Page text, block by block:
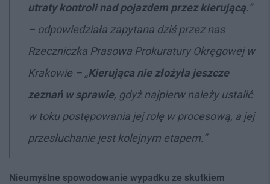
utraty kontroli nad pojazdem przez kierującą.”
– odpowiedziała zapytana dziś przez nas
Rzeczniczka Prasowa Prokuratury Okręgowej w
Krakowie – „Kierująca nie złożyła jeszcze
zeznań w sprawie, gdyż najpierw należy ustalić
w toku postępowania jej rolę w procesową, a jej
przesłuchanie jest kolejnym etapem.”
Nieumyślne spowodowanie wypadku ze skutkiem